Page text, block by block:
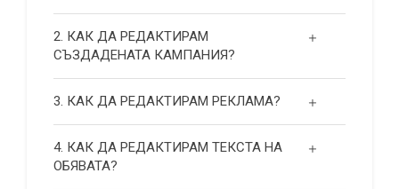
2. КАК ДА РЕДАКТИРАМ
СЪЗДАДЕНАТА КАМПАНИЯ?
3. КАК ДА РЕДАКТИРАМ РЕКЛАМА?
4. КАК ДА РЕДАКТИРАМ ТЕКСТА НА
ОБЯВАТА?